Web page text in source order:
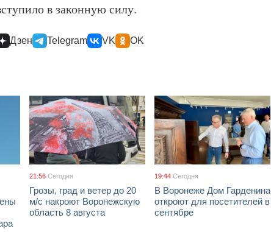
в законную силу.
Дзен Telegram VK OK
21:56 Сегодня
Грозы, град и ветер до 20
м/с накроют Воронежскую
область 8 августа
19:44 Сегодня
В Воронеже Дом Гарденина
откроют для посетителей в
сентябре